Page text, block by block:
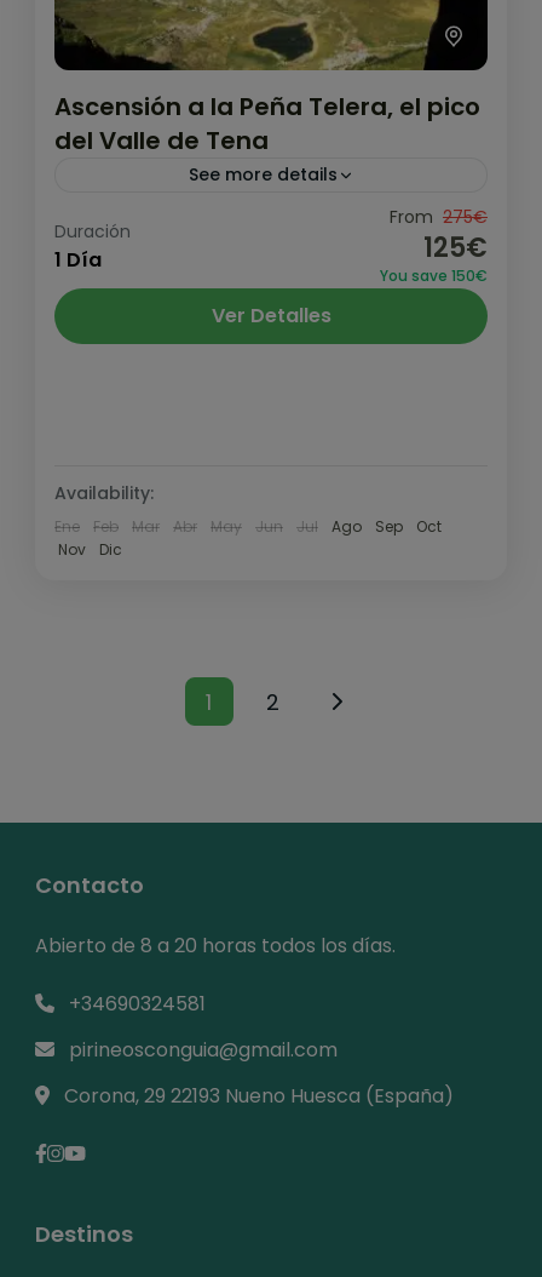
Ascensión a la Peña Telera, el pico
del Valle de Tena
See more details
Ascensión al pico principal de todo el valle
de Tena, la Peña Telera de 2.765m. Sin
ninguna duda, una de las montañas que
todo pirineísta...
Pirineo y Prepirineo,Valle de Tena
Duración
1 Día
From 275€
125€
You save 150€
Ver Detalles
Availability:
Ene Feb Mar Abr May Jun Jul Ago Sep
Oct
Nov
Dic
1 2
Contacto
Abierto de 8 a 20 horas todos los días.
+34690324581
pirineosconguia@gmail.com
Corona, 29 22193 Nueno Huesca (España)
Destinos